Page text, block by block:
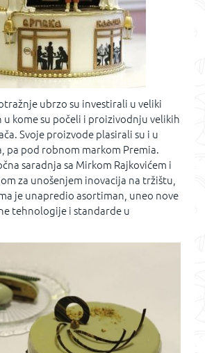
ubrzo su investirali u veliki
kome su počeli i proizivodnju velikih
Svoje proizvode plasirali su i u
pa pod robnom markom Premia.
saradnja sa Mirkom Rajkovićem i
za unošenjem inovacija na tržištu,
je unapredio asortiman, uneo nove
tehnologije i standarde u